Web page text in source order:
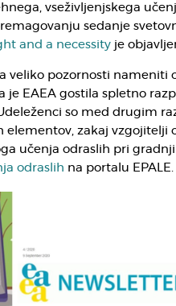
vseživljenjskega
sedanje
and a necessityje
veliko pozornosti nameniti
je EAEA gostila spletno
so med drugim
elementov, zakaj vzgojitelji
učenja odraslih pri
odraslih na portalu EPALE.